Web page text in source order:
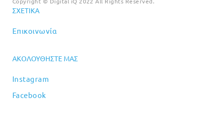
ΣΧΕΤΙΚΆ
Επικοινωνία
ΑΚΟΛΟΥΘΉΣΤΕ ΜΑΣ
Instagram
Facebook